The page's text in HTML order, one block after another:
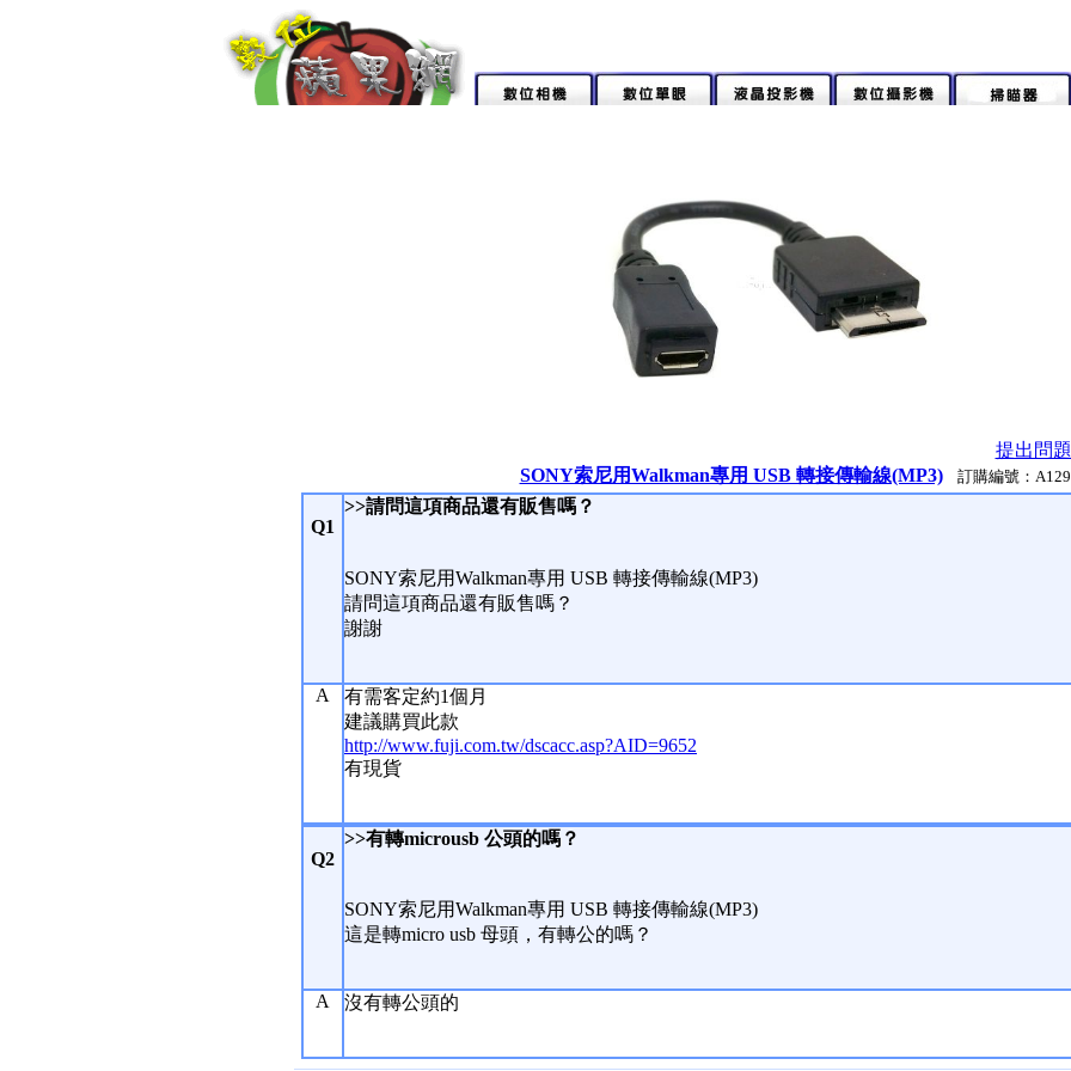
提出問題
SONY索尼用Walkman專用 USB 轉接傳輸線(MP3)訂購編號：
Q1
>>請問這項商品還有販售嗎？
SONY索尼用Walkman專用 USB 轉接傳輸線(MP3)
請問這項商品還有販售嗎？
謝謝
A
有需客定約1個月
建議購買此款
http://www.fuji.com.tw/dscacc.asp?AID=9652
有現貨
Q2
>>有轉microusb 公頭的嗎？
SONY索尼用Walkman專用 USB 轉接傳輸線(MP3)
這是轉micro usb 母頭，有轉公的嗎？
A 沒有轉公頭的